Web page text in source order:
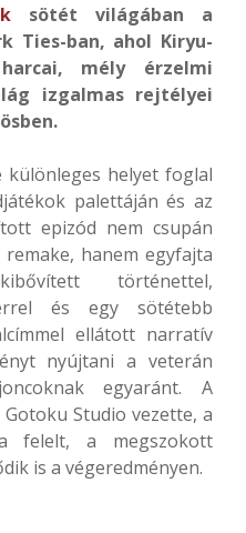
sötét világában a
Ties-ban, ahol Kiryu-
mély érzelmi
izgalmas rejtélyei
különleges helyet foglal
palettáján és az
epizód nem csupán
hanem egyfajta
történettel,
és egy sötétebb
ellátott narratív
nyújtani a veterán
egyaránt. A
Studio vezette, a
felelt, a megszokott
is a végeredményen.